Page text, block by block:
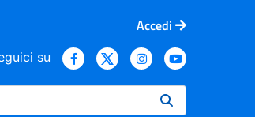
Accedi
su